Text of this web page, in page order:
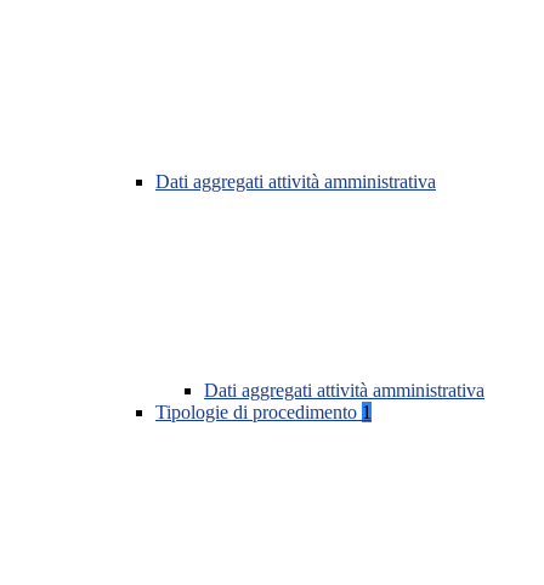
Dati aggregati attività amministrativa
Dati aggregati attività amministrativa
Tipologie di procedimento 1